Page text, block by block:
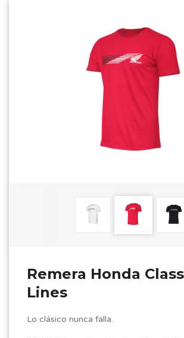
Remera Honda
Lines
Lo clásico nunca falla.